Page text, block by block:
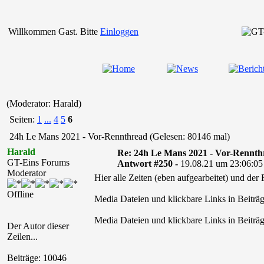
Willkommen Gast. Bitte Einloggen
(Moderator: Harald)
Seiten: 1 ... 4 5 6
24h Le Mans 2021 - Vor-Rennthread (Gelesen: 80146 mal)
Harald
GT-Eins Forums
Moderator
Offline
Der Autor dieser
Zeilen...
Beiträge: 10046
Re: 24h Le Mans 2021 - Vor-
Antwort #250 - 19.08.21 um 23:06:05
Hier alle Zeiten (eben aufgearbeitet) und der
Media Dateien und klickbare Links in
Media Dateien und klickbare Links in